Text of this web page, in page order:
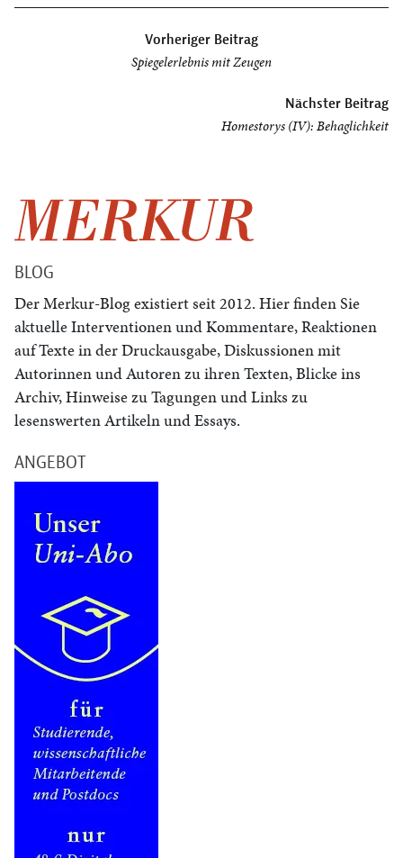
Vorheriger Beitrag
Spiegelerlebnis mit Zeugen
Nächster Beitrag
Homestorys (IV): Behaglichkeit
BLOG
Der Merkur-Blog existiert seit 2012. Hier finden Sie
aktuelle Interventionen und Kommentare, Reaktionen
auf Texte in der Druckausgabe, Diskussionen mit
Autorinnen und Autoren zu ihren Texten, Blicke ins
Archiv, Hinweise zu Tagungen und Links zu
lesenswerten Artikeln und Essays.
ANGEBOT